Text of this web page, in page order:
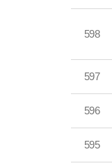
598
597
596
595